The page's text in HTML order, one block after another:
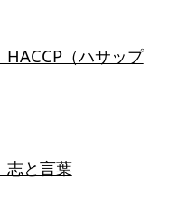
HACCP（ハサップ
志と言葉